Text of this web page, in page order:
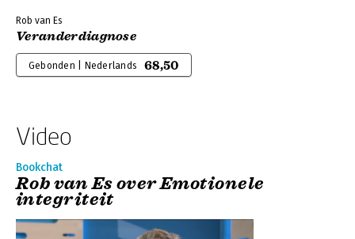
Rob van Es
Veranderdiagnose
Gebonden | Nederlands 68,50
Video
Bookchat
Rob van Es over Emotionele
integriteit